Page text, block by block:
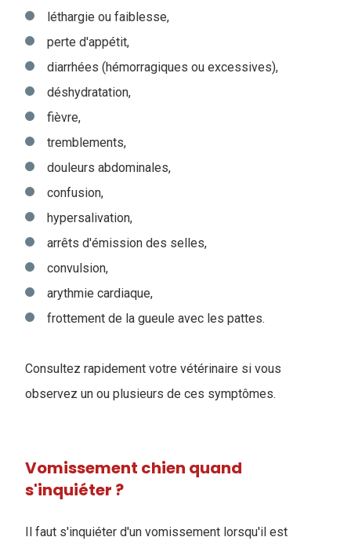
léthargie ou faiblesse,
perte d'appétit,
diarrhées (hémorragiques ou excessives),
déshydratation,
fièvre,
tremblements,
douleurs abdominales,
confusion,
hypersalivation,
arrêts d'émission des selles,
convulsion,
arythmie cardiaque,
frottement de la gueule avec les pattes.
Consultez rapidement votre vétérinaire si vous
observez un ou plusieurs de ces symptômes.
Vomissement chien quand
s'inquiéter ?
Il faut s'inquiéter d'un vomissement lorsqu'il est